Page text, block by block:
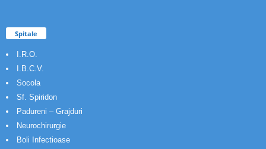
Spitale
I.R.O.
I.B.C.V.
Socola
Sf. Spiridon
Padureni – Grajduri
Neurochirurgie
Boli Infectioase